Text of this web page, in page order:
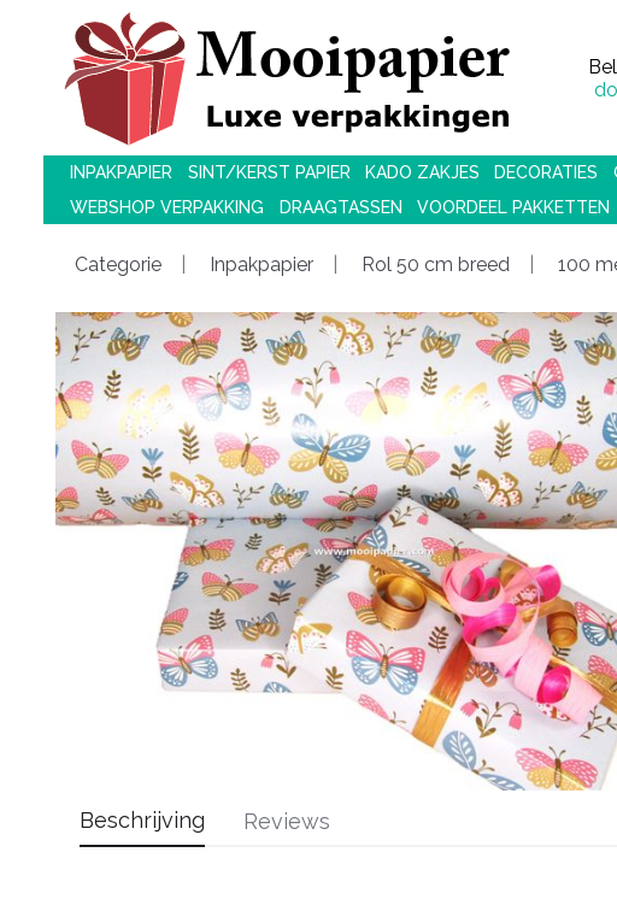
INPAKPAPIER SINT/KERST PAPIER KADO ZAKJES DECORATIES
WEBSHOP VERPAKKING
DRAAGTASSEN VOORDEEL PAKKETTEN
Categorie Inpakpapier Rol 50 cm breed 100
Beschrijving Reviews